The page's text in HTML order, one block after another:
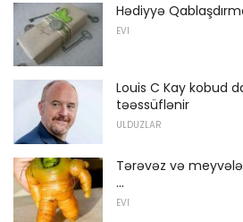
Hədiyyə
EVI
Louis C Kay kobud
təəssüflənir
ULDUZLAR
Tərəvəz və
...
EVI